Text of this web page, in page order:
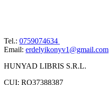
Tel.: 0759074634
Email: erdelyikonyv1@gmail.com
HUNYAD LIBRIS S.R.L.
CUI: RO37388387